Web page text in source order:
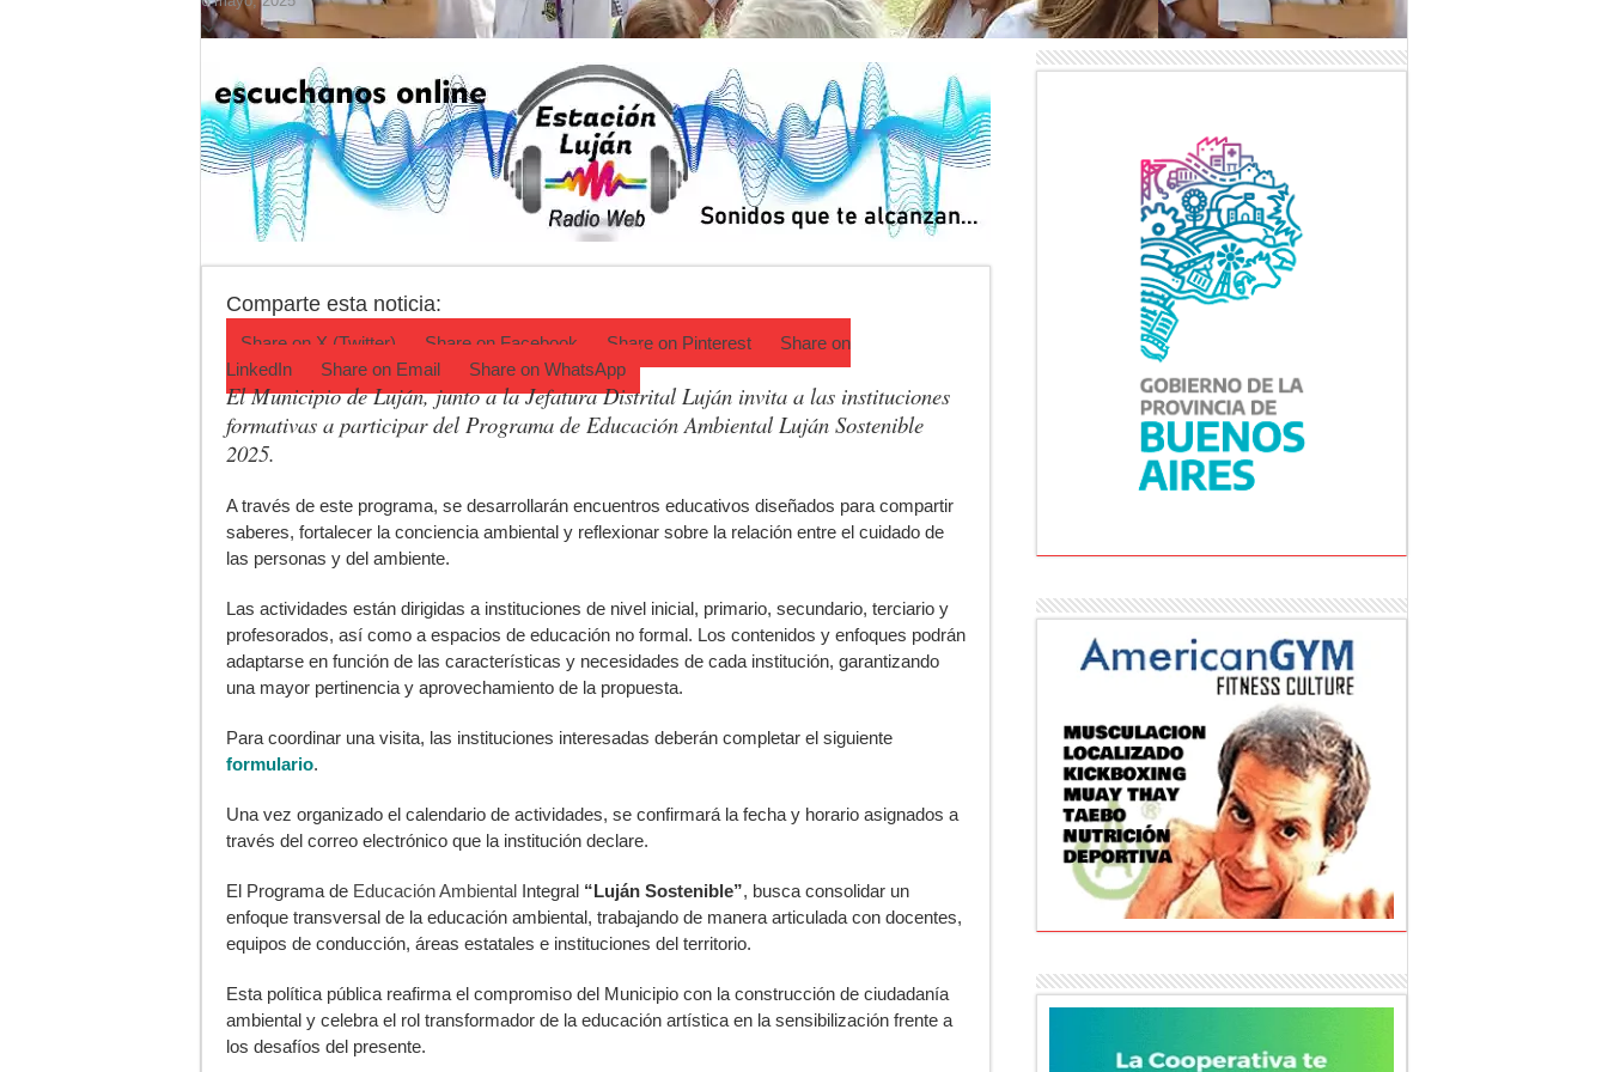
Corte de energía en Olivera: cuándo será y cuánto durará
Detuvieron a la mujer que acompañaba al acusado de balear a un policía en Luján
El pronóstico anticipa una semana que cambiará de golpe en la región
Teatro El Galpón sufrió un robo y pide ayuda
Confirmaron la fecha de la Peregrinación a Luján 2026
INCUCAI implementará una técnica para aumentar los trasplantes de órganos
Comparte esta noticia:
Share on X (Twitter) Share on Facebook Share on Pinterest
Share on
LinkedIn
Share on Email Share on WhatsApp
El Municipio de Luján, junto a la Jefatura Distrital Luján invita a las instituciones
formativas a participar del Programa de Educación Ambiental Luján Sostenible
2025.
Através de este programa, se desarrollarán encuentros educativos diseñados para compartir
saberes, fortalecer la conciencia ambiental y reflexionar sobre la relación entre el cuidado de
las personas y del ambiente.
Las actividades están dirigidas a instituciones de nivel inicial, primario, secundario, terciario y
profesorados, así como a espacios de educación no formal. Los contenidos y enfoques podrán
adaptarse en función de las características y necesidades de cada institución, garantizando
una mayor pertinencia y aprovechamiento de la propuesta.
Para coordinar una visita, las instituciones interesadas deberán completar el siguiente
formulario.
Una vez organizado el calendario de actividades, se confirmará la fecha y horario asignados a
través del correo electrónico que la institución declare.
El Programa de Educación Ambiental Integral “Luján Sostenible”, busca consolidar un
enfoque transversal de la educación ambiental, trabajando de manera articulada con docentes,
equipos de conducción, áreas estatales e instituciones del territorio.
Esta política pública reafirma el compromiso del Municipio con la construcción de ciudadanía
ambiental y celebra el rol transformador de la educación artística en la sensibilización frente a
los desafíos del presente.